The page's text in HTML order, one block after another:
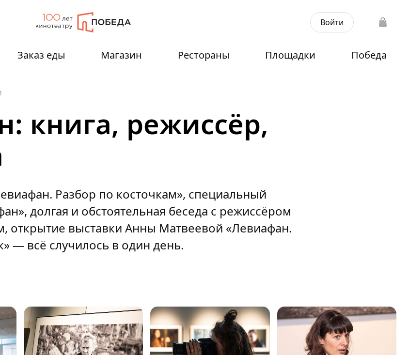
Войти
Заказ еды Магазин Рестораны Площадки Победа
книга, режиссёр,
Разбор по косточкам», специальный
долгая и обстоятельная беседа с режиссёром
открытие выставки Анны Матвеевой «Левиафан.
— всё случилось в один день.